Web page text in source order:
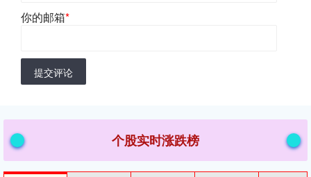
你的邮箱*
提交评论
个股实时涨跌榜